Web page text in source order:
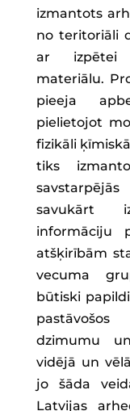
izmantots
no teritoriāli
ar izpētei
materiālu.
pieeja
pielietojot
fizikāli
tiks
savukārt
informāciju
atšķirībām
vecuma
būtiski
dzimumu
vidējā un
jo šāda
Latvijas